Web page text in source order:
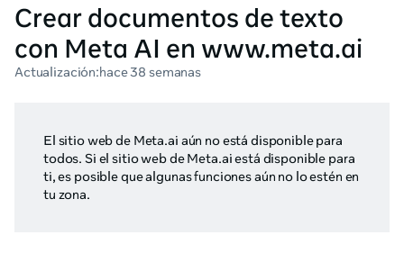
Crear documentos de texto
con Meta AI en www.meta.ai
Actualización:hace 38 semanas
El sitio web de Meta.ai aún no está disponible para
todos. Si el sitio web de Meta.ai está disponible para
ti, es posible que algunas funciones aún no lo estén en
tu zona.